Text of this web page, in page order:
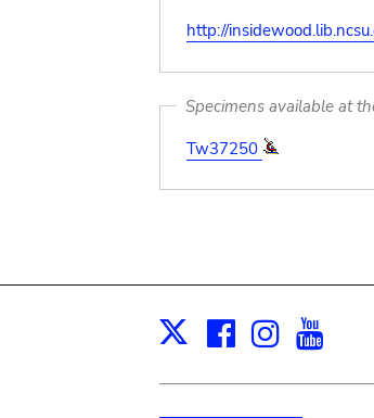
http://
Specimens available at
Tw37250
X Facebook